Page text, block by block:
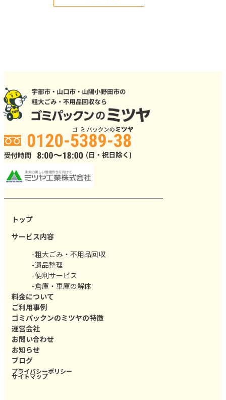
トップ
サービス内容
-粗大ごみ・不用品回収
-遺品整理
-便利サービス
-倉庫・車庫の解体
料金について
ご利用事例
ゴミパックンのミツヤの特徴
運営会社
お問い合わせ
お知らせ
ブログ
プライバシーポリシー
サイトマップ